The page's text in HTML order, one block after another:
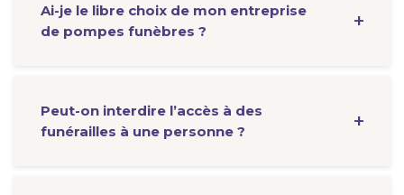
Ai-je le libre choix de mon entreprise
de pompes funèbres ?
Peut-on interdire l’accès à des
funérailles à une personne ?